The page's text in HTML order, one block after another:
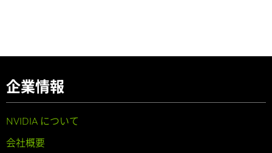
企業情報
NVIDIA について
会社概要